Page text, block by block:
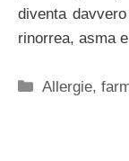
diventa
rinorrea, asma
Categorie
Allergie,